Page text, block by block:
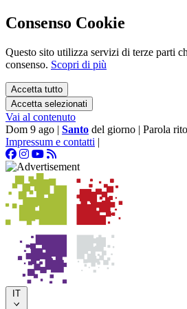
Consenso Cookie
Questo sito utilizza servizi di terze parti
consenso. Scopri di più
Accetta tutto
Accetta selezionati
Vai al contenuto
Dom 9 ago | Santo del giorno | Parola rito
Impressum e contatti |
IT